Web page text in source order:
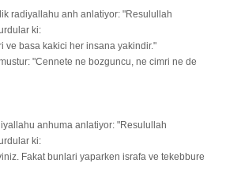
radiyallahu anh anlatiyor: "Resulullah
ki:
ve basa kakici her insana yakindir."
"Cennete ne bozguncu, ne cimri ne de
anhuma anlatiyor: "Resulullah
ki:
Fakat bunlari yaparken israfa ve tekebbure